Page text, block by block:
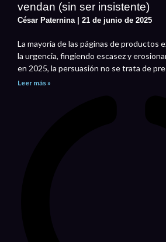
vendan (sin ser insistente)
César Paternina 21 de junio de 2025
La mayoría de las páginas de productos
la urgencia, fingiendo escasez y
en 2025, la persuasión no se trata de
Leer más »